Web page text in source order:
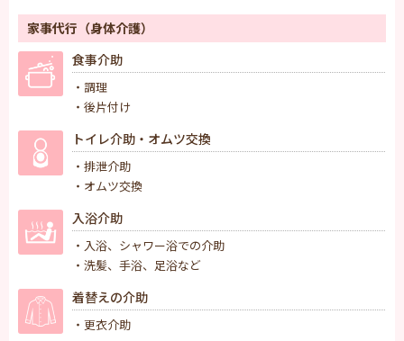
家事代行（身体介護）
食事介助
・調理
・後片付け
トイレ介助・オムツ交換
・排泄介助
・オムツ交換
入浴介助
・入浴、シャワー浴での介助
・洗髪、手浴、足浴など
着替えの介助
・更衣介助